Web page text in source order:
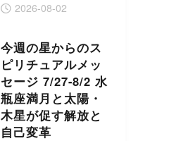
2026-08-02
今週の星からのス
ピリチュアルメッ
セージ 7/27-8/2 水
瓶座満月と太陽・
木星が促す解放と
自己変革